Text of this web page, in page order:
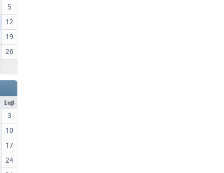
5
12
19
26
Σαβ
3
10
17
24